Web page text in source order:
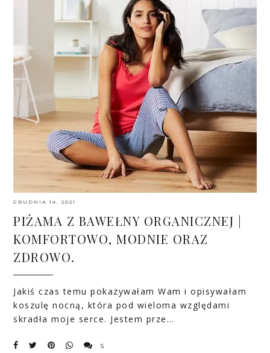
GRUDNIA 14, 2021
PIŻAMA Z BAWEŁNY ORGANICZNEJ |
KOMFORTOWO, MODNIE ORAZ
ZDROWO.
Jakiś czas temu pokazywałam Wam i opisywałam
koszulę nocną, która pod wieloma względami
skradła moje serce. Jestem prze…
5